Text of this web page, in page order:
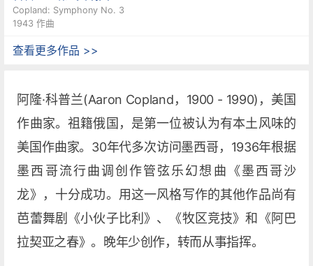
Copland: Symphony No. 3
1943 作曲
查看更多作品 >>
阿隆·科普兰(Aaron Copland，1900 - 1990)，美国
作曲家。祖籍俄国，是第一位被认为有本土风味的
美国作曲家。30年代多次访问墨西哥，1936年根据
墨西哥流行曲调创作管弦乐幻想曲《墨西哥沙
龙》，十分成功。用这一风格写作的其他作品尚有
芭蕾舞剧《小伙子比利》、《牧区竞技》和《阿巴
拉契亚之春》。晚年少创作，转而从事指挥。